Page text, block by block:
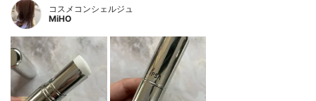
コスメコンシェルジュ
MiHO